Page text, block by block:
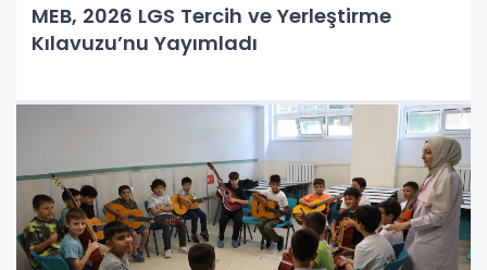
MEB, 2026 LGS Tercih ve Yerleştirme
Kılavuzu’nu Yayımladı